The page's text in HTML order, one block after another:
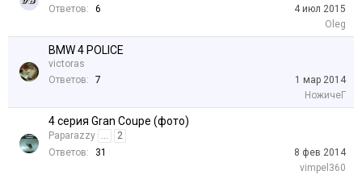
Ответов:
6
4 июл 2015
Oleg
BMW 4 POLICE
victoras
Ответов:
7
1 мар 2014
НожичеГ
4 серия Gran Coupe (фото)
Paparazzy ...
2
Ответов:
31
8 фев 2014
vimpel360